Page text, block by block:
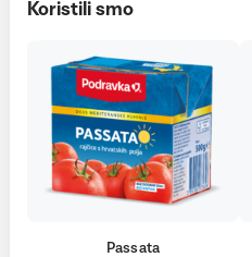
Koristili smo
Passata